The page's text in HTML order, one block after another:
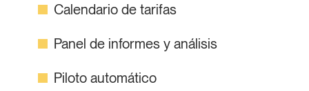
Calendario de tarifas
Panel de informes y análisis
Piloto automático